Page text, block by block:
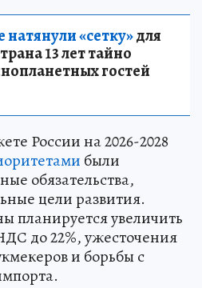
«сетку»для
13 лет тайно
гостей
России на 2026-2028
были
обязательства,
цели развития.
планируется увеличить
до 22%, ужесточения
и борьбы с